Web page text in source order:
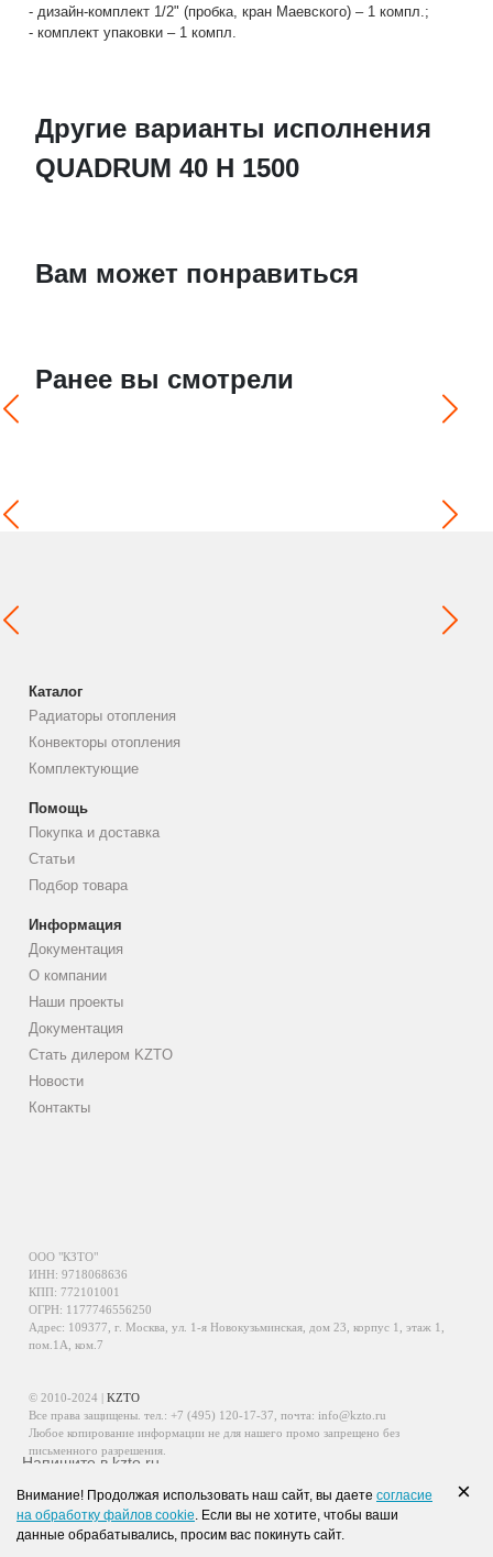
- дизайн-комплект 1/2" (пробка, кран Маевского) – 1 компл.;
- комплект упаковки – 1 компл.
Другие варианты исполнения
QUADRUM 40 H 1500
Вам может понравиться
Ранее вы смотрели
Каталог
Радиаторы отопления
Конвекторы отопления
Комплектующие
Помощь
Покупка и доставка
Статьи
Подбор товара
Информация
Документация
О компании
Наши проекты
Документация
Стать дилером KZTO
Новости
Контакты
ООО "КЗТО"
ИНН: 9718068636
КПП: 772101001
ОГРН: 1177746556250
Адрес: 109377, г. Москва, ул. 1-я Новокузьминская, дом 23, корпус 1, этаж 1,
пом.1А, ком.7
© 2010-2024 |KZTO
Все права защищены. тел.: +7 (495) 120-17-37 , почта: info@kzto.ru
Любое копирование информации не для нашего промо запрещено без
письменного разрешения.
Информация, размещенная на сайте, не является публичной офертой.
Политика обработки персональных данных
Политика конфиденциальности персональных данных
Напишите в kzto.ru
WhatsApp
Telegram
×
Внимание! Продолжая использовать наш сайт, вы даете согласие
на обработку файлов cookie. Если вы не хотите, чтобы ваши
данные обрабатывались, просим вас покинуть сайт.